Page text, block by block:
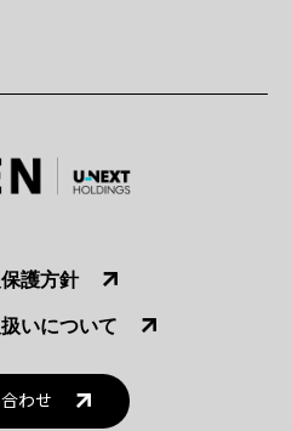
護方針
いについて
わせ